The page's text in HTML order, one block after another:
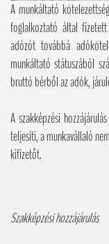
A munkáltató
foglalkoztató által
adózót továbbá
munkáltató státuszából
bruttó bérből az adók,
A szakképzési
teljesíti, a munkavállaló
kifizetőt.
Szakképzési hozzájárulás